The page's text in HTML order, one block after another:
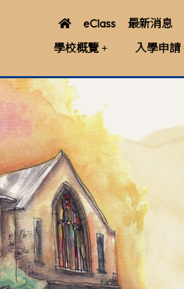
eClass 最新消息
學校概覽
入學申請